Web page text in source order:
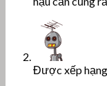
Được xếp hạng